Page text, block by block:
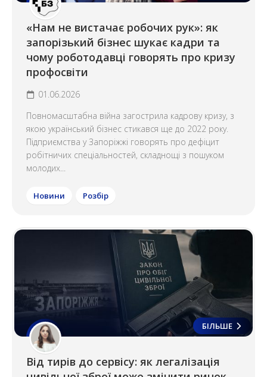
«Нам не вистачає робочих рук»: як
запорізький бізнес шукає кадри та
чому роботодавці говорять про кризу
профосвіти
01.06.2026
Повномасштабна війна загострила кадрову кризу, з
якою український бізнес стикався ще до 2022 року.
Підприємства у Запоріжжі говорять про дефіцит
робітничих спеціальностей, складнощі з пошуком
молодих...
Новини Розбір
БІЛЬШЕ
Від тирів до сервісу: як легалізація